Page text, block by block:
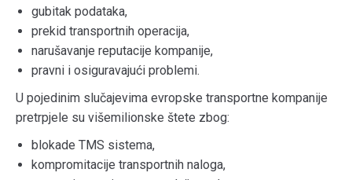
gubitak podataka,
prekid transportnih operacija,
narušavanje reputacije kompanije,
pravni i osiguravajući problemi.
U pojedinim slučajevima evropske transportne kompanije
pretrpjele su višemilionske štete zbog:
blokade TMS sistema,
kompromitacije transportnih naloga,